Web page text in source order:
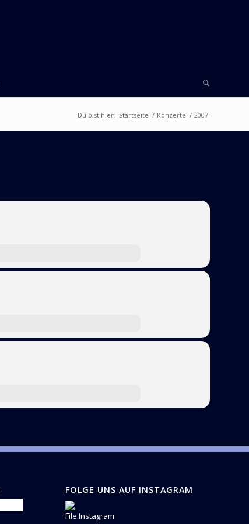
Du bist hier: Startseite / Konzerte / 2007
FOLGE UNS AUF INSTAGRAM